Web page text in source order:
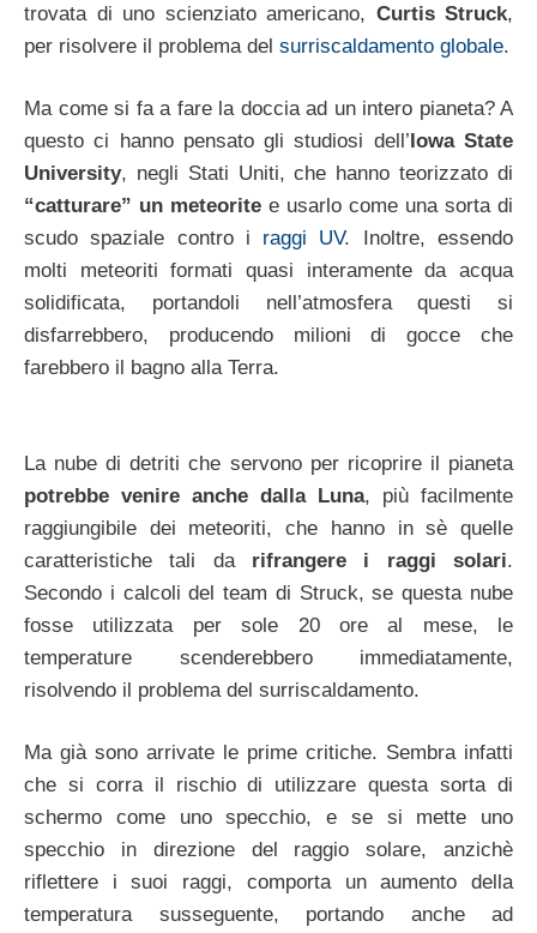
trovata di uno scienziato americano, Curtis Struck,
per risolvere il problema del surriscaldamento globale.
Ma come si fa a fare la doccia ad un intero pianeta? A
questo ci hanno pensato gli studiosi dell’Iowa State
University, negli Stati Uniti, che hanno teorizzato di
“catturare” un meteorite e usarlo come una sorta di
scudo spaziale contro i raggi UV. Inoltre, essendo
molti meteoriti formati quasi interamente da acqua
solidificata, portandoli nell’atmosfera questi si
disfarrebbero, producendo milioni di gocce che
farebbero il bagno alla Terra.
La nube di detriti che servono per ricoprire il pianeta
potrebbe venire anche dalla Luna, più facilmente
raggiungibile dei meteoriti, che hanno in sè quelle
caratteristiche tali da rifrangere i raggi solari.
Secondo i calcoli del team di Struck, se questa nube
fosse utilizzata per sole 20 ore al mese, le
temperature scenderebbero immediatamente,
risolvendo il problema del surriscaldamento.
Ma già sono arrivate le prime critiche. Sembra infatti
che si corra il rischio di utilizzare questa sorta di
schermo come uno specchio, e se si mette uno
specchio in direzione del raggio solare, anzichè
riflettere i suoi raggi, comporta un aumento della
temperatura susseguente, portando anche ad